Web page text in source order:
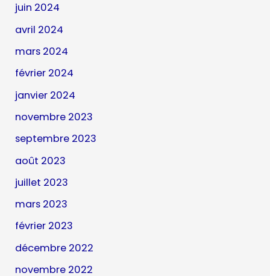
juin 2024
avril 2024
mars 2024
février 2024
janvier 2024
novembre 2023
septembre 2023
août 2023
juillet 2023
mars 2023
février 2023
décembre 2022
novembre 2022